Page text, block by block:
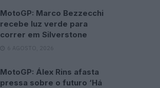
MotoGP: Marco Bezzecchi
recebe luz verde para
correr em Silverstone
6 AGOSTO, 2026
MotoGP: Álex Rins afasta
pressa sobre o futuro ‘Há